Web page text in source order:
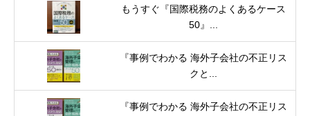
もうすぐ『国際税務のよくあるケース
50』...
『事例でわかる 海外子会社の不正リス
クと...
『事例でわかる 海外子会社の不正リス